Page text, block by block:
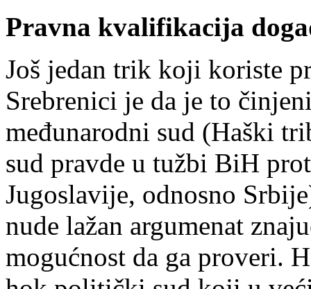
Pravna kvalifikacija
Još jedan trik koji koriste
Srebrenici je da je to
međunarodni sud (Haški
sud pravde u tužbi BiH
Jugoslavije, odnosno
nude lažan argumenat
mogućnost da ga proveri.